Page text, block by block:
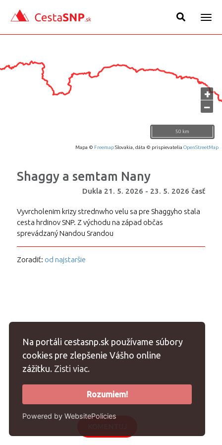
Na portáli cestasnp.sk používame súbory
cookies pre zlepšenie Vášho online
zážitku. Zisti viac.
Rozumiem!
Powered by WebsitePolicies
+
−
50 km
Mapa © FreemapSlovakia, dáta © prispievatelia OpenStreetMap
Shaggy a semtam Nany
Dukla 21. 5. 2026 - 23. 5. 2026 časť
Vyvrcholenim krizy strednwho velu sa pre Shaggyho stala
cesta hrdinov SNP. Z východu na západ občas
sprevádzaný Nandou Srandou
Zoradiť: od najstaršie